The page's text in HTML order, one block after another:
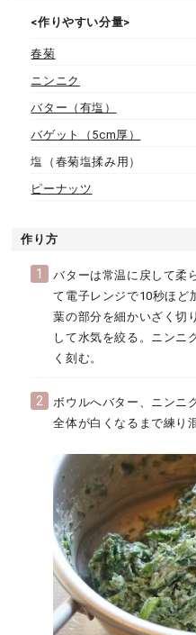
<作りやすい分量>
春菊
ニンニク
バター（有塩）
バゲット（5cm厚）
塩（春菊塩揉み用）
ピーナッツ
作り方
1
バターは常温に戻して柔
て電子レンジで10秒ほど
葉の部分を細かいざく切
して水気を絞る。ニンニ
く刻む。
2
ボウルへバター、ニンニ
全体が白くなるまで練り